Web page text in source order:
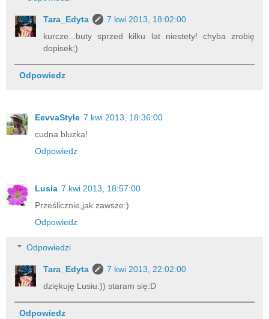
Tara_Edyta
7 kwi 2013, 18:02:00
kurcze...buty sprzed kilku lat niestety! chyba zrobię
dopisek;)
Odpowiedz
EevvaStyle 7 kwi 2013, 18:36:00
cudna bluzka!
Odpowiedz
Lusia 7 kwi 2013, 18:57:00
Prześlicznie,jak zawsze:)
Odpowiedz
Odpowiedzi
Tara_Edyta
7 kwi 2013, 22:02:00
dziękuję Lusiu:)) staram się:D
Odpowiedz